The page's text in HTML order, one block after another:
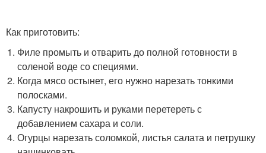
Как приготовить:
Филе промыть и отварить до полной готовности в
соленой воде со специями.
Когда мясо остынет, его нужно нарезать тонкими
полосками.
Капусту накрошить и руками перетереть с
добавлением сахара и соли.
Огурцы нарезать соломкой, листья салата и петрушку